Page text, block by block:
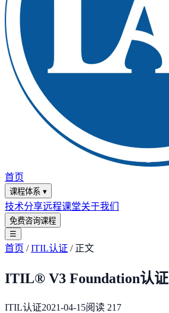
首页
课程体系 ▾
技术分享远程课堂关于我们
免费咨询课程
☰
首页 /ITIL认证 / 正文
ITIL® V3 Foundation认证
ITIL认证2021-04-15阅读 217